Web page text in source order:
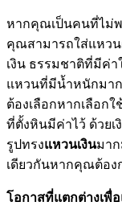
หากคุณเป็นคนที่ไม่
คุณสามารถใส่แหว
เงิน ธรรมชาติที่มีค่า
แหวนที่มีน้ำหนักมา
ต้องเลือกหากเลือกใ
ที่ตั้งหินมีค่าไว้ ด้วย
รูปทรงแหวนเงินมา
เดียวกันหากคุณต้อง
โอกาสที่แตกต่างเพื่